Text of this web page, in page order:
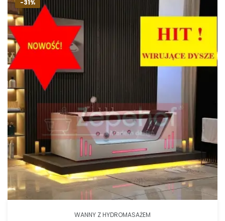
-31%
WANNY Z HYDROMASAŻEM